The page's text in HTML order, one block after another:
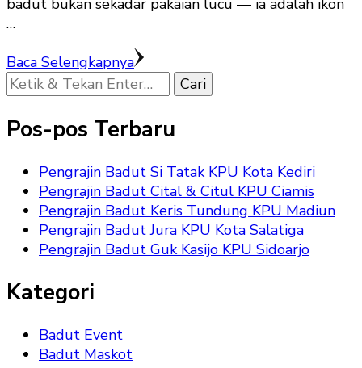
badut bukan sekadar pakaian lucu — ia adalah ikon
…
Baca Selengkapnya
Mencari
Sesuatu?
Pos-pos Terbaru
Pengrajin Badut Si Tatak KPU Kota Kediri
Pengrajin Badut Cital & Citul KPU Ciamis
Pengrajin Badut Keris Tundung KPU Madiun
Pengrajin Badut Jura KPU Kota Salatiga
Pengrajin Badut Guk Kasijo KPU Sidoarjo
Kategori
Badut Event
Badut Maskot